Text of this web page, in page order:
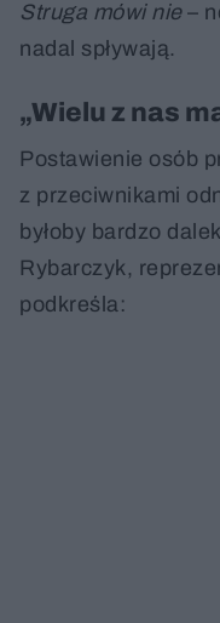
Struga mówi nie–
nadal spływają.
„Wielu z nas
Postawienie osób
z przeciwnikami
byłoby bardzo
Rybarczyk,
podkreśla: